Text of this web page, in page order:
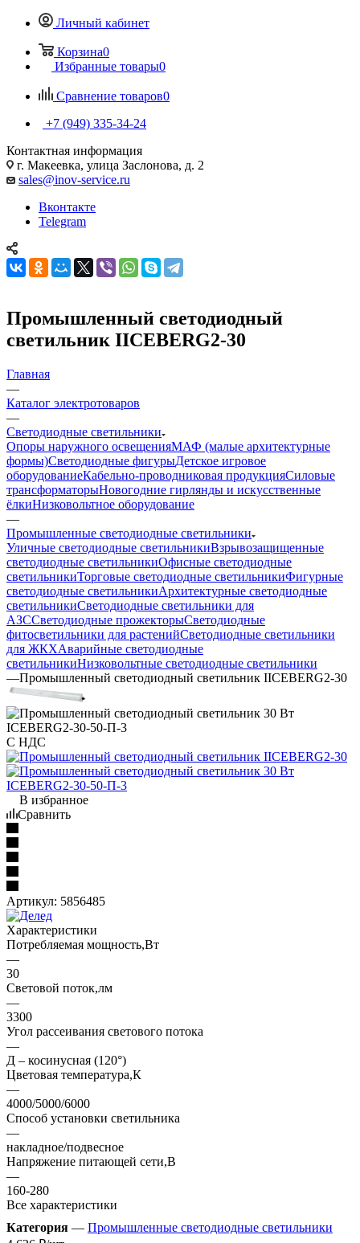
Личный кабинет
Корзина0
Избранные товары0
Сравнение товаров0
+7 (949) 335-34-24
Контактная информация
г. Макеевка, улица Заслонова, д. 2
sales@inov-service.ru
Вконтакте
Telegram
Промышленный светодиодный
светильник IICEBERG2-30
Главная
—
Каталог электротоваров
—
Светодиодные светильники
Опоры наружного освещенияМАФ (малые архитектурные
формы)Светодиодные фигурыДетское игровое
оборудованиеКабельно-проводниковая продукцияСиловые
трансформаторыНовогодние гирлянды и искусственные
ёлкиНизковольтное оборудование
—
Промышленные светодиодные светильники
Уличные светодиодные светильникиВзрывозащищенные
светодиодные светильникиОфисные светодиодные
светильникиТорговые светодиодные светильникиФигурные
светодиодные светильникиАрхитектурные светодиодные
светильникиСветодиодные светильники для
АЗССветодиодные прожекторыСветодиодные
фитосветильники для растенийСветодиодные светильники
для ЖКХАварийные светодиодные
светильникиНизковольтные светодиодные светильники
—Промышленный светодиодный светильник IICEBERG2-30
С НДС
В избранное
Сравнить
Артикул: 5856485
Характеристики
Потребляемая мощность,Вт
—
30
Световой поток,лм
—
3300
Угол рассеивания светового потока
—
Д – косинусная (120°)
Цветовая температура,К
—
4000/5000/6000
Способ установки светильника
—
накладное/подвесное
Напряжение питающей сети,В
—
160-280
Все характеристики
Категория — Промышленные светодиодные светильники